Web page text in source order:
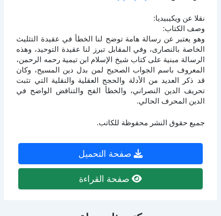
نقلا عن ويكيبيديا:
وصف الكتاب:
وهو يعتبر عن رسالة هامة توضح لنا الخطأ في عقيدة التثليث
الخاصة بالنصارى، وفي المقابل تبرز لنا عقيدة التوحيد، وهذه
الرسالة مبنية على كتاب شيخ الإسلام ابن تيمية رحمه الرحمن،
المعروف باسم الجواب الصحيح لمن بدل دين المسيح، وكان
قد ذكر العديد من الأدلة والحجج العقلية والنقلية التي تثبت
تحريف الدين النصراني، والخطأ الفج والتناقض الواضح في
الدين المحرف الحالي.
جميع حقوق النشر محفوظة للكاتب.
صفحة التحميل
صفحة القراءة